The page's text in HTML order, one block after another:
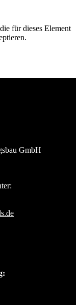
für dieses Element
GmbH